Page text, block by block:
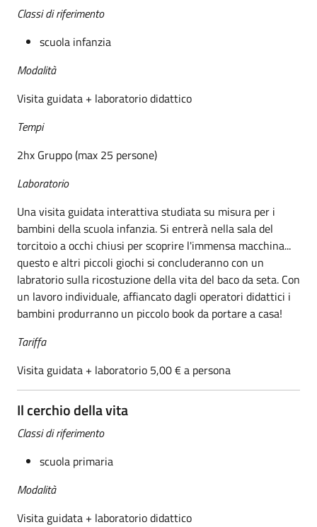
Classi di riferimento
scuola infanzia
Modalità
Visita guidata + laboratorio didattico
Tempi
2hx Gruppo (max 25 persone)
Laboratorio
Una visita guidata interattiva studiata su misura per i
bambini della scuola infanzia. Si entrerà nella sala del
torcitoio a occhi chiusi per scoprire l'immensa macchina...
questo e altri piccoli giochi si concluderanno con un
labratorio sulla ricostuzione della vita del baco da seta. Con
un lavoro individuale, affiancato dagli operatori didattici i
bambini produrranno un piccolo book da portare a casa!
Tariffa
Visita guidata + laboratorio 5,00 € a persona
Il cerchio della vita
Classi di riferimento
scuola primaria
Modalità
Visita guidata + laboratorio didattico